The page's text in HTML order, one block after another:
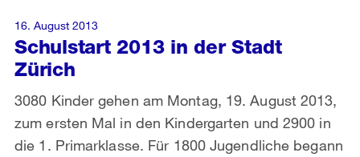
Schulstart 2013 in der Stadt
Zürich
3080 Kinder gehen am Montag, 19. August 2013,
zum ersten Mal in den Kindergarten und 2900 in
die 1. Primarklasse. Für 1800 Jugendliche begann
16. August 2013